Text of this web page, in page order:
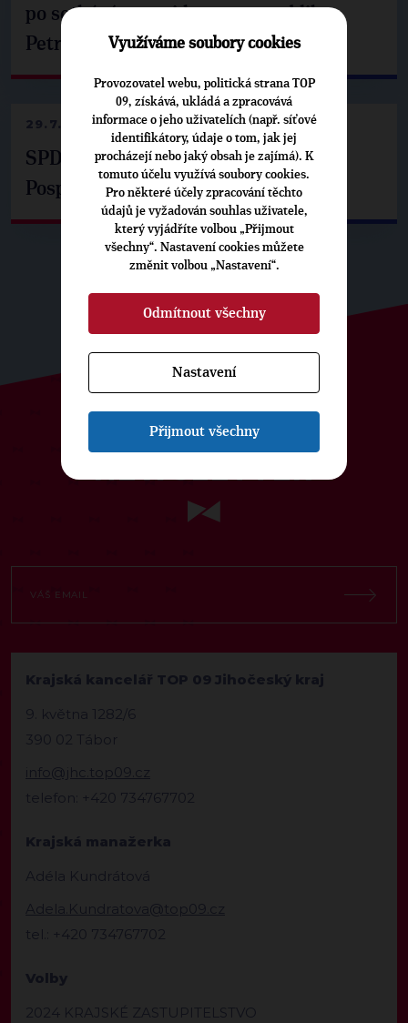
po setkání s prezidentem republiky
Petrem Pavlem
29.7.2026
SPD už není ve zprávě o extremismu.
Pospíšil: Je tu pachuť
ODEBÍREJTE NÁŠ TOPOVÝ
NEWSLETTER
Krajská kancelář TOP 09 Jihočeský kraj
9. května 1282/6
390 02 Tábor
info@jhc.top09.cz
telefon: +420 734767702
Krajská manažerka
Adéla Kundrátová
Adela.Kundratova@top09.cz
tel.: +420 734767702
Volby
2024 KRAJSKÉ ZASTUPITELSTVO
Využíváme soubory cookies
Provozovatel webu, politická strana TOP
09, získává, ukládá a zpracovává
informace o jeho uživatelích (např. síťové
identifikátory, údaje o tom, jak jej
procházejí nebo jaký obsah je zajímá). K
tomuto účelu využívá soubory cookies.
Pro některé účely zpracování těchto
údajů je vyžadován souhlas uživatele,
který vyjádříte volbou „Přijmout
všechny“. Nastavení cookies můžete
změnit volbou „Nastavení“.
Odmítnout všechny
Nastavení
Přijmout všechny